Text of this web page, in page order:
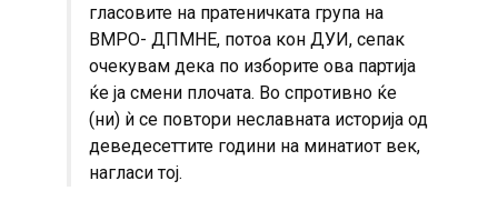
гласовите на пратеничката група на
ВМРО- ДПМНЕ, потоа кон ДУИ, сепак
очекувам дека по изборите ова партија
ќе ја смени плочата. Во спротивно ќе
(ни) ѝ се повтори неславната историја од
деведесеттите години на минатиот век,
нагласи тој.